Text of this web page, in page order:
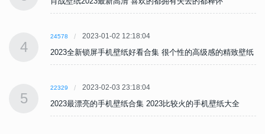
4
24578 2023-01-02 12:18:04
2023全新锁屏手机壁纸好看合集 很个性的高级感的精致壁纸
5
22329 2023-02-03 23:18:04
2023最漂亮的手机壁纸合集 2023比较火的手机壁纸大全